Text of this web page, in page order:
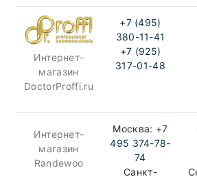
Интернет-
магазин
DoctorProffi.ru
+7 (495)
380-11-41
+7 (925)
317-01-48
Интернет-
магазин
Randewoo
Москва: +7
495 374-78-
74
Санкт-